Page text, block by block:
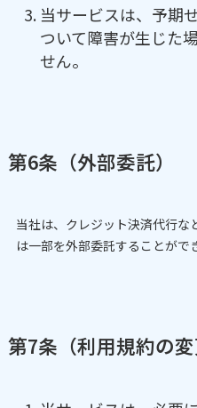
当サービスは、予期
ついて障害が生じた
せん。
第6条（外部委託）
当社は、クレジット決済代行な
は一部を外部委託することがで
第7条（利用規約の変